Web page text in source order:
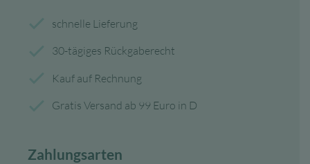
schnelle Lieferung
30-tägiges Rückgaberecht
Kauf auf Rechnung
Gratis Versand ab 99 Euro in D
Zahlungsarten